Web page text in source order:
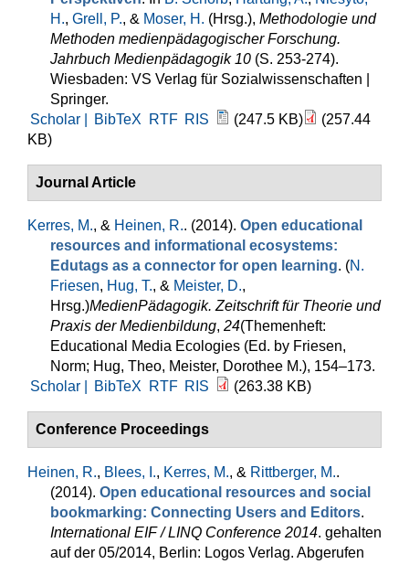
H., Grell, P., & Moser, H. (Hrsg.), Methodologie und
Methoden medienpädagogischer Forschung.
Jahrbuch Medienpädagogik 10 (S. 253-274).
Wiesbaden: VS Verlag für Sozialwissenschaften |
Springer.
Scholar |
BibTeX RTF RIS (247.5 KB)
(257.44
KB)
Journal Article
Kerres, M., & Heinen, R.. (2014). Open educational
resources and informational ecosystems:
Edutags as a connector for open learning. (N.
Friesen, Hug, T., & Meister, D.,
Hrsg.)MedienPädagogik. Zeitschrift für Theorie und
Praxis der Medienbildung, 24(Themenheft:
Educational Media Ecologies (Ed. by Friesen,
Norm; Hug, Theo, Meister, Dorothee M.), 154–173.
Scholar |
BibTeX RTF RIS (263.38 KB)
Conference Proceedings
Heinen, R., Blees, I., Kerres, M., & Rittberger, M..
(2014). Open educational resources and social
bookmarking: Connecting Users and Editors.
International EIF / LINQ Conference 2014. gehalten
auf der 05/2014, Berlin: Logos Verlag. Abgerufen